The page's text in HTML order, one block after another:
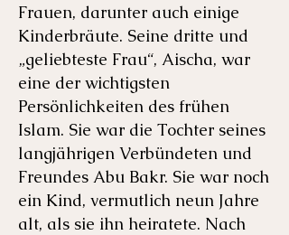
Frauen, darunter auch einige
Kinderbräute. Seine dritte und
„geliebteste Frau“, Aischa, war
eine der wichtigsten
Persönlichkeiten des frühen
Islam. Sie war die Tochter seines
langjährigen Verbündeten und
Freundes Abu Bakr. Sie war noch
ein Kind, vermutlich neun Jahre
alt, als sie ihn heiratete. Nach